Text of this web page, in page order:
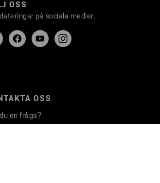
OSS
på sociala medier.
OSS
en fråga?